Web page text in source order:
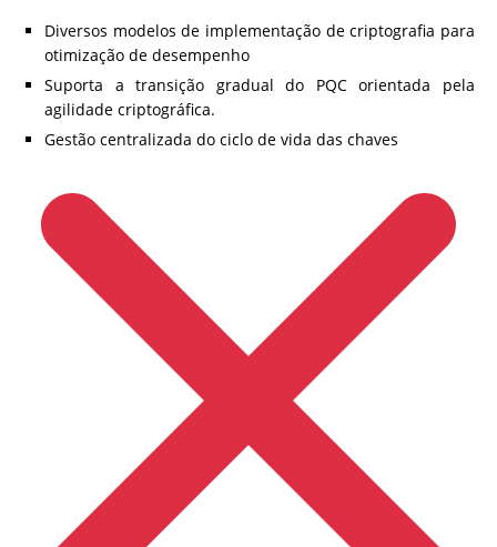
Diversos modelos de implementação de criptografia para
otimização de desempenho
Suporta a transição gradual do PQC orientada pela
agilidade criptográfica.
Gestão centralizada do ciclo de vida das chaves